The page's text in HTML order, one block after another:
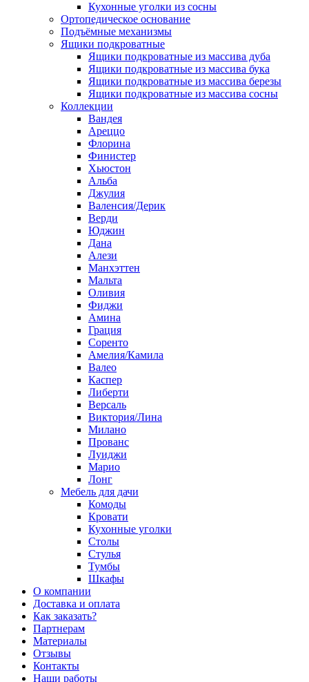
Кухонные уголки из сосны
Ортопедическое основание
Подъёмные механизмы
Ящики подкроватные
Ящики подкроватные из массива дуба
Ящики подкроватные из массива бука
Ящики подкроватные из массива березы
Ящики подкроватные из массива сосны
Коллекции
Вандея
Ареццо
Флорина
Финистер
Хьюстон
Альба
Джулия
Валенсия/Дерик
Верди
Юджин
Дана
Алези
Манхэттен
Мальта
Оливия
Фиджи
Амина
Грация
Соренто
Амелия/Камила
Валео
Каспер
Либерти
Версаль
Виктория/Лина
Милано
Прованс
Луиджи
Марио
Лонг
Мебель для дачи
Комоды
Кровати
Кухонные уголки
Столы
Стулья
Тумбы
Шкафы
О компании
Доставка и оплата
Как заказать?
Партнерам
Материалы
Отзывы
Контакты
Наши работы